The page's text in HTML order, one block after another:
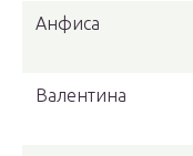
Анфиса
Валентина